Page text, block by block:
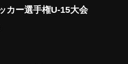
カー選手権U-15大会